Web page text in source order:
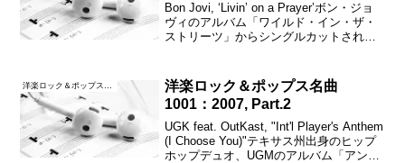
Bon Jovi, ‘Livin’ on a Prayer’ボン・ジョ
ヴィのアルバム「ワイルド・イン・ザ・
ストリーツ」からシングルカットされ、
グルチャートでは最高4位...
洋楽ロック＆ポップス名曲1001
洋楽ロック＆ポップス名曲
1001：2007, Part.2
UGK feat. OutKast, "Int'l Player's Anthem
(I Choose You)"テキサス州出身のヒップ
ホップデュオ、UGMのアルバム「アンダ